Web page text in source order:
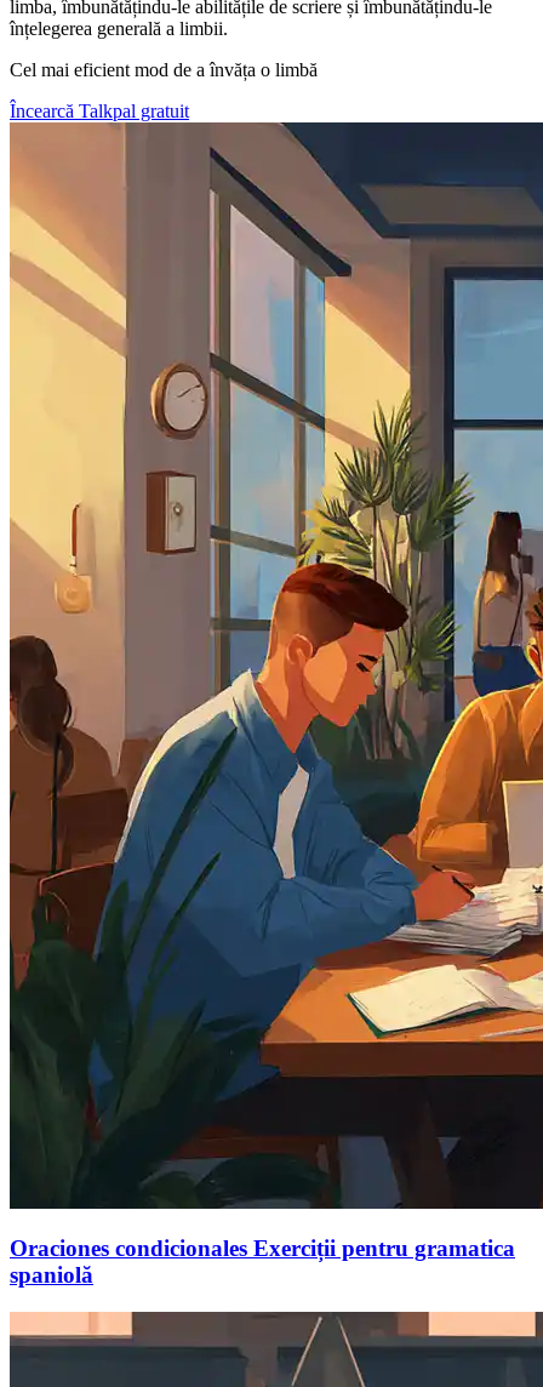
limba, îmbunătățindu-le abilitățile de scriere și îmbunătățindu-le
înțelegerea generală a limbii.
Cel mai eficient mod de a învăța o limbă
Încearcă Talkpal gratuit
Oraciones condicionales Exerciții pentru gramatica
spaniolă